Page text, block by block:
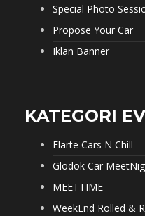
Special Photo
Propose Your Car
Iklan Banner
KATEGORI
Elarte Cars N Chill
Glodok Car
MEETTIME
WeekEnd Rolled &